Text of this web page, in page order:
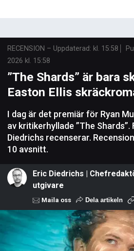
RECENSION – Uppdaterad: kl. 15:58
2026 kl. 15:58
”The Shards” är bara
Easton Ellis
I dag är det premiär för Ryan
av kritikerhyllade ”The Shards”.
Diedrichs recenserar.
10 avsnitt.
Eric Diedrichs |
utgivare
Maila oss Dela artikeln